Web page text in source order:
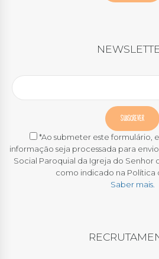
*Ao submeter este formulário,
informação seja processada para
Social Paroquial da Igreja do Senhor
como indicado na Política
Saber mais.